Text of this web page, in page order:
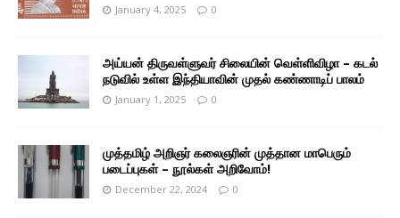
January 4, 2025 0
அய்யன் திருவள்ளுவர் சிலையின் வெள்ளிவிழா – கடல்
நடுவில் உள்ள இந்தியாவின் முதல் கண்ணாடிப் பாலம்
January 1, 2025 0
முத்தமிழ் அறிஞர் கலைஞரின் முத்தான மாபெரும்
படைப்புகள் – நூல்கள் அறிவோம்!
December 22, 2024 0